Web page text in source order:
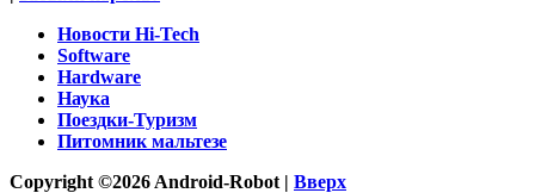
Новости Hi-Tech
Software
Hardware
Наука
Поездки-Туризм
Питомник мальтезе
Copyright ©2026 Android-Robot | Вверх